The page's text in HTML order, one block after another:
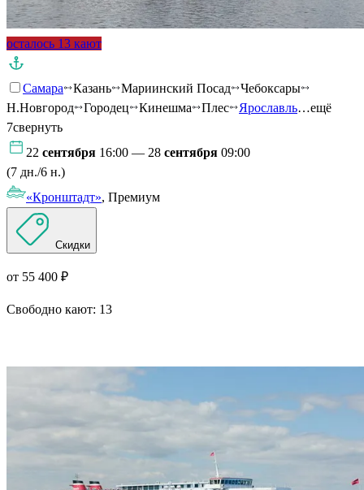
осталось 13 кают
Самара Казань Мариинский Посад
Чебоксары
Н.Новгород
Городец Кинешма Плес Ярославль…ещё
7свернуть
22 сентября 16:00 — 28 сентября 09:00
(7 дн./6 н.)
«Кронштадт», Премиум
Скидки
от 55 400 ₽
Свободно кают: 13